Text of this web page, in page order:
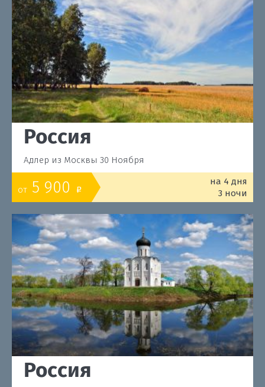
Россия
Адлер из Москвы 30 Ноября
от 5 900 o
на 4 дня
3 ночи
Россия